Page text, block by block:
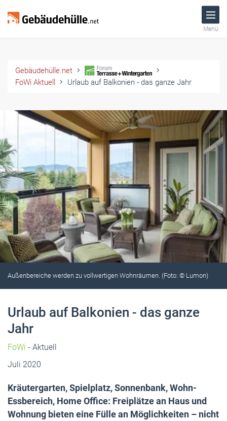
Menü
Gebäudehülle.net
FoWi Aktuell
Urlaub auf Balkonien - das ganze Jahr
Außenbereiche werden zu vollwertigen Wohnräumen. (Foto: © Lumon)
Urlaub auf Balkonien - das ganze
Jahr
FoWi - Aktuell
Juli 2020
Kräutergarten, Spielplatz, Sonnenbank, Wohn-
Essbereich, Home Office: Freiplätze an Haus und
Wohnung bieten eine Fülle an Möglichkeiten – nicht